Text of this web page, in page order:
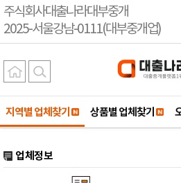
주식회사대출나라대부중개
2025-서울강남-0111(대부중개업)
지역별 업체찾기 상품별 업체찾기
업체정보